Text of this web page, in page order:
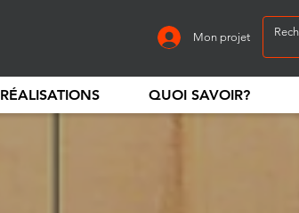
Mon projet
RÉALISATIONS QUOI SAVOIR?